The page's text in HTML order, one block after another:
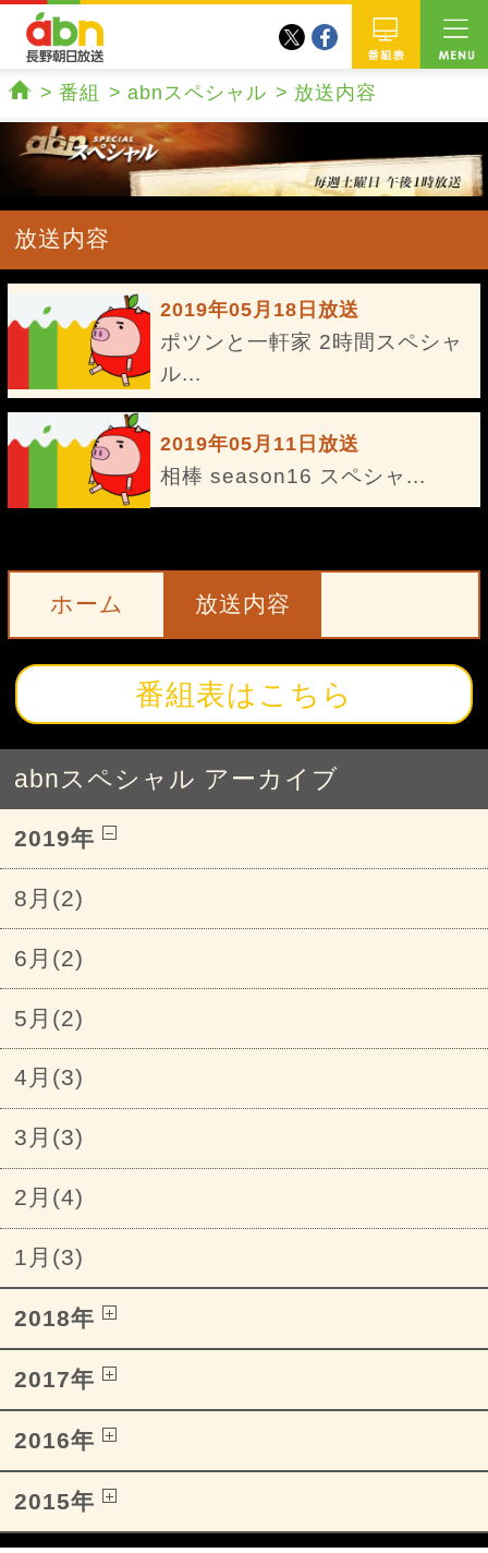
twitterfacebook
番組 abnスペシャル 放送内容
放送内容
2019年05月18日放送
ポツンと一軒家 2時間スペシャ
ル...
2019年05月11日放送
相棒 season16 スペシャ...
ホーム 放送内容
番組表はこちら
abnスペシャル アーカイブ
2019年
8月(2)
6月(2)
5月(2)
4月(3)
3月(3)
2月(4)
1月(3)
2018年
2017年
2016年
2015年